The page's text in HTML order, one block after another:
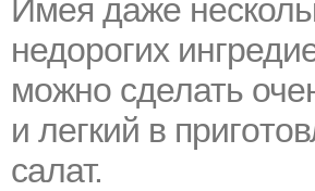
Имея даже
недорогих
можно сделать
и легкий в
салат.